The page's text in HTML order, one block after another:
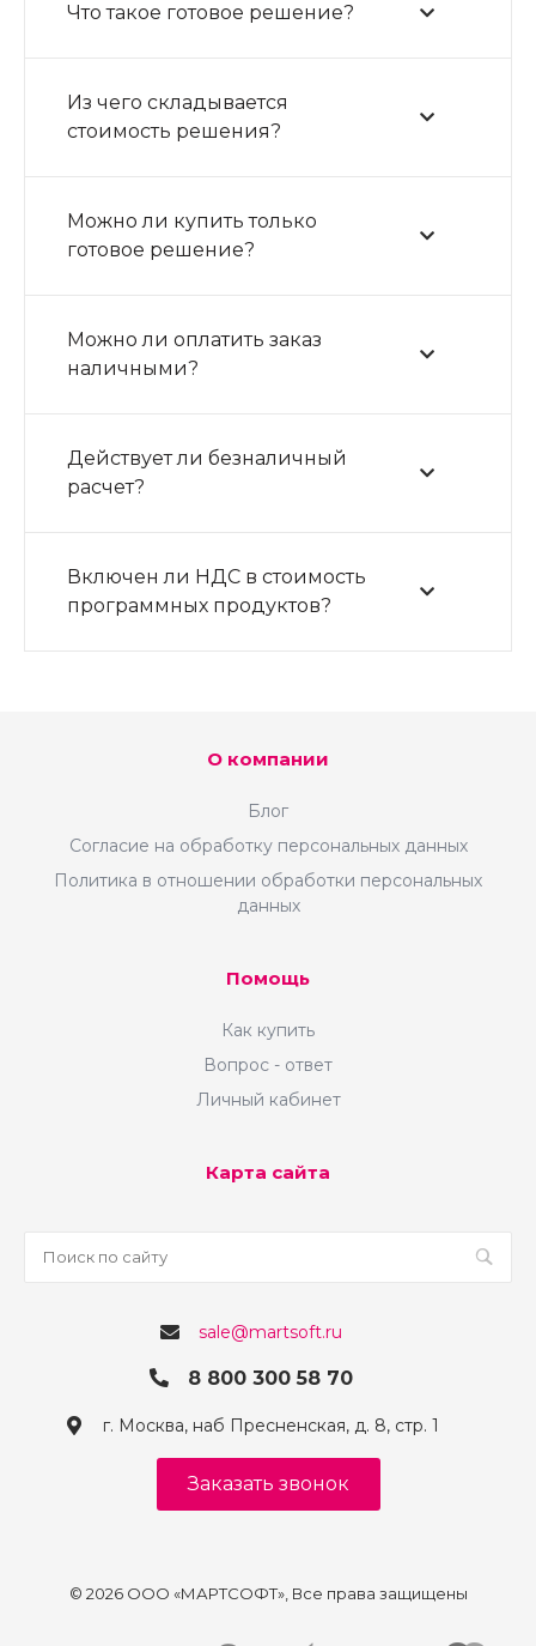
Что такое готовое решение?
Из чего складывается
стоимость решения?
Можно ли купить только
готовое решение?
Можно ли оплатить заказ
наличными?
Действует ли безналичный
расчет?
Включен ли НДС в стоимость
программных продуктов?
О компании
Блог
Согласие на обработку персональных данных
Политика в отношении обработки персональных
данных
Помощь
Как купить
Вопрос - ответ
Личный кабинет
Карта сайта
sale@martsoft.ru
8 800 300 58 70
г. Москва, наб Пресненская, д. 8, стр. 1
Заказать звонок
© 2026 ООО «МАРТСОФТ», Все права защищены